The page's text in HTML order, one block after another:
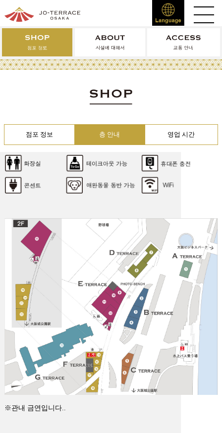
점포 정보 층 안내 영업 시간
※관내 금연입니다..